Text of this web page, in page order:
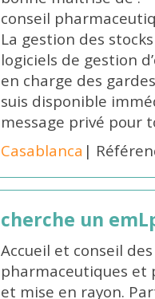
conseil
La gestion des
logiciels de gestion
en charge des
suis disponible
message privé pour
Casablanca |
cherche un
Accueil et conseil
pharmaceutiques et
et mise en rayon.